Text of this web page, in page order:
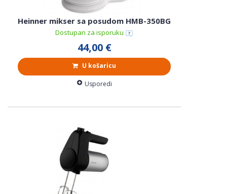
Heinner mikser sa posudom HMB-350BG
Dostupan za isporuku
44,00 €
U košaricu
Usporedi